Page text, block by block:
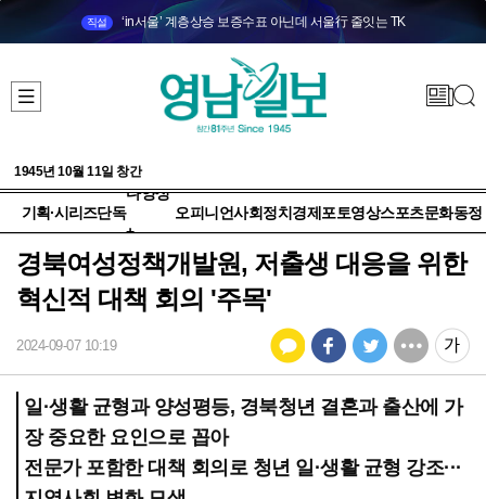
직설 ‘in서울’ 계층상승 보증수표 아닌데 서울行 줄잇는 TK
1945년 10월 11일 창간
기획·시리즈단독
다양성
+
오피니언사회정치 경제 포토영상스포츠문화동정
경북여성정책개발원, 저출생 대응을 위한
혁신적 대책 회의 '주목'
2024-09-07 10:19
일·생활 균형과 양성평등, 경북청년 결혼과 출산에 가
장 중요한 요인으로 꼽아
전문가 포함한 대책 회의로 청년 일·생활 균형 강조···